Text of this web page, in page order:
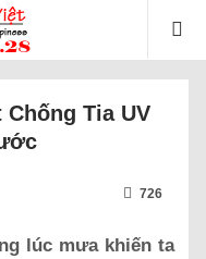
Chống Tia UV
726
lúc mưa khiến ta